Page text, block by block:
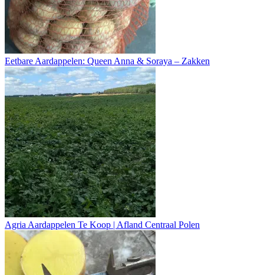
Eetbare Aardappelen: Queen Anna & Soraya – Zakken
Agria Aardappelen Te Koop | Afland Centraal Polen